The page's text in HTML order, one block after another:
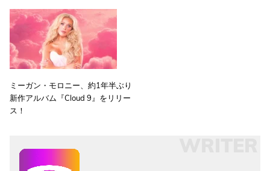
ミーガン・モロニー、約1年半ぶり
新作アルバム『Cloud 9』をリリー
ス！